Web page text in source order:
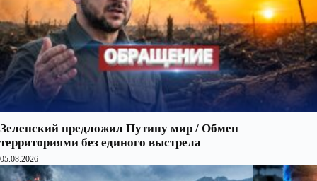
Зеленский предложил Путину мир / Обмен
территориями без единого выстрела
05.08.2026